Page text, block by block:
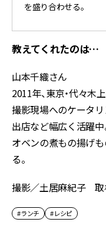
を盛り合わせる。
教えてくれたのは…
山本千織さん
2011年、東京・代々木
撮影現場へのケータリ
出店など幅広く活躍中
オベンの煮もの揚げも
る。
撮影／土居麻紀子 取
#ランチ #レシピ